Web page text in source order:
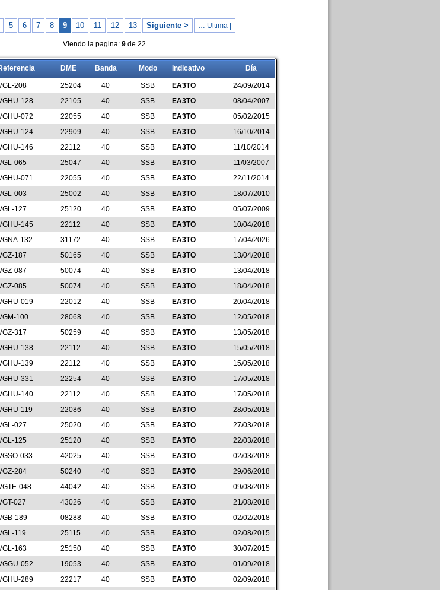
5 6 7 8 9 10 11 12 13 Siguiente > … Ultima |
Viendo la pagina: 9de 22
DME Banda Modo Indicativo Día
208 25204 40 SSB EA3TO
24/09/2014
128 22105 40 SSB EA3TO
08/04/2007
072 22055 40 SSB EA3TO
05/02/2015
124 22909 40 SSB EA3TO
16/10/2014
146 22112 40 SSB EA3TO
11/10/2014
065 25047 40 SSB EA3TO
11/03/2007
071 22055 40 SSB EA3TO
22/11/2014
003 25002 40 SSB EA3TO
18/07/2010
127 25120 40 SSB EA3TO
05/07/2009
145 22112 40 SSB EA3TO
10/04/2018
132 31172 40 SSB EA3TO
17/04/2026
187 50165 40 SSB EA3TO
13/04/2018
087 50074 40 SSB EA3TO
13/04/2018
085 50074 40 SSB EA3TO
18/04/2018
019 22012 40 SSB EA3TO
20/04/2018
100 28068 40 SSB EA3TO
12/05/2018
317 50259 40 SSB EA3TO
13/05/2018
138 22112 40 SSB EA3TO
15/05/2018
139 22112 40 SSB EA3TO
15/05/2018
331 22254 40 SSB EA3TO
17/05/2018
140 22112 40 SSB EA3TO
17/05/2018
119 22086 40 SSB EA3TO
28/05/2018
027 25020 40 SSB EA3TO
27/03/2018
125 25120 40 SSB EA3TO
22/03/2018
033 42025 40 SSB EA3TO
02/03/2018
284 50240 40 SSB EA3TO
29/06/2018
048 44042 40 SSB EA3TO
09/08/2018
027 43026 40 SSB EA3TO
21/08/2018
189 08288 40 SSB EA3TO
02/02/2018
119 25115 40 SSB EA3TO
02/08/2015
163 25150 40 SSB EA3TO
30/07/2015
052 19053 40 SSB EA3TO
01/09/2018
289 22217 40 SSB EA3TO
02/09/2018